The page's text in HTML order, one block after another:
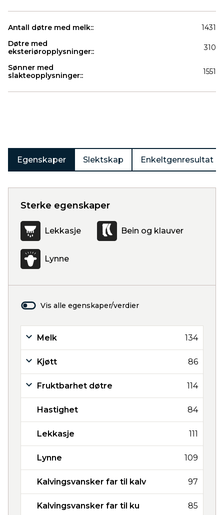
Antall døtre med melk::
1431
Døtre med
eksteriøropplysninger::
310
Sønner med
slakteopplysninger::
1551
Egenskaper Slektskap Enkeltgenresultat
Sterke egenskaper
Lekkasje Bein og klauver
Lynne
Vis alle egenskaper/verdier
Melk 134
Kjøtt 86
Fruktbarhet døtre 114
Hastighet 84
Lekkasje 111
Lynne 109
Kalvingsvansker far til kalv 97
Kalvingsvansker far til ku 85